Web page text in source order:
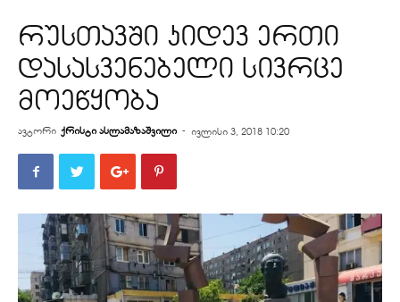
რუსთავში კიდევ ერთი
დასასვენებელი სივრცე
მოეწყობა
ავტორი ქრისტი ასლამაზაშვილი - ივლისი 3, 2018 10:20